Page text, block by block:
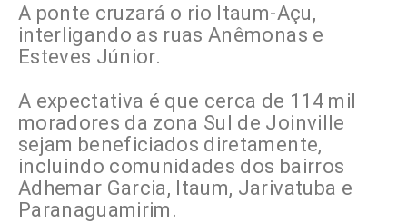
A ponte cruzará o rio Itaum-Açu,
interligando as ruas Anêmonas e
Esteves Júnior.
A expectativa é que cerca de 114 mil
moradores da zona Sul de Joinville
sejam beneficiados diretamente,
incluindo comunidades dos bairros
Adhemar Garcia, Itaum, Jarivatuba e
Paranaguamirim.